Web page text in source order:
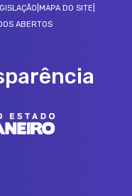
MAPA DO SITE
ABERTOS